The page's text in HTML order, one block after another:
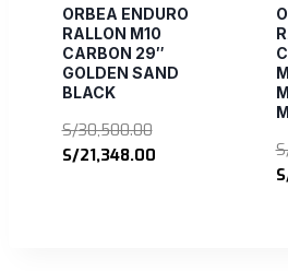
ORBEA ENDURO
RALLON M10
CARBON 29″
GOLDEN SAND
BLACK
S/30,500.00El
precio
S/21,348.00El